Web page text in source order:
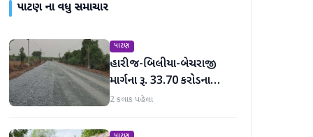
પાટણના વધુ સમાચાર
પાટણ
હારીજ-બિલીયા-બેચરાજી
માર્ગના રૂ. 33.70 કરોડના
વિકાસ કામો પૂરજોશમાં
2 કલાક પહેલા